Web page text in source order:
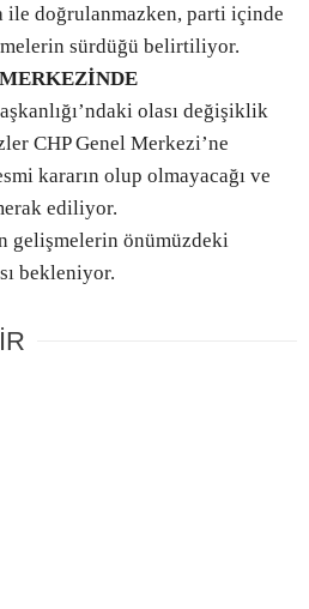
ile doğrulanmazken, parti içinde
sürdüğü belirtiliyor.
olası değişiklik
CHP Genel Merkezi’ne
kararın olup olmayacağı ve
ediliyor.
gelişmelerin önümüzdeki
bekleniyor.